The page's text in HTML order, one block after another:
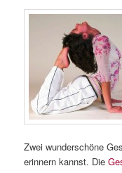
Zwei wunderschöne
erinnern kannst. Die